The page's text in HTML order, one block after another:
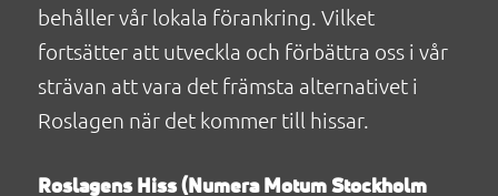
behåller vår lokala förankring. Vilket
fortsätter att utveckla och förbättra oss i vår
strävan att vara det främsta alternativet i
Roslagen när det kommer till hissar.
Roslagens Hiss (Numera Motum Stockholm